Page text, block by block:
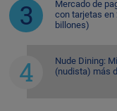
Mercado de
con tarjetas en
billones)
Nude Dining:
(nudista) más